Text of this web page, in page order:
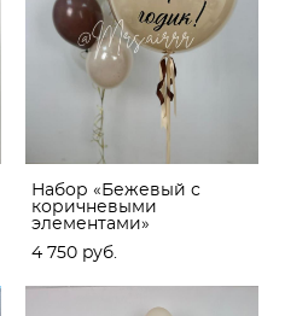
Набор «Бежевый с
коричневыми
элементами»
4 750 pуб.